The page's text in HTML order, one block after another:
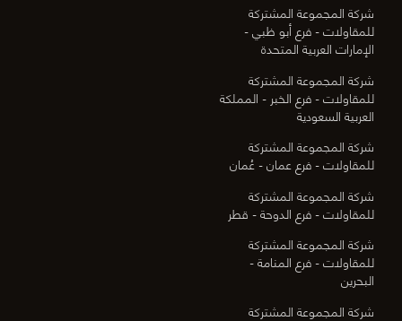
شركة المجموعة المشتركة
للمقاولات - فرع أبو ظبي -
الإمارات العربية المتحدة
شركة المجموعة المشتركة
للمقاولات - فرع الخبر - المملكة
العربية السعودية
شركة المجموعة المشتركة
للمقاولات - فرع عمان - عُمان
شركة المجموعة المشتركة
للمقاولات - فرع الدوحة - قطر
شركة المجموعة المشتركة
للمقاولات - فرع المنامة -
البحرين
شركة المجموعة المشتركة